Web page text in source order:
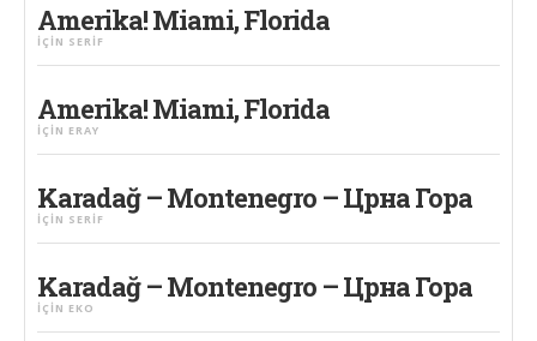
Amerika! Miami, Florida
IÇIN SERIF
Amerika! Miami, Florida
IÇIN ERAY
Karadağ – Montenegro – Црна Гора
IÇIN SERIF
Karadağ – Montenegro – Црна Гора
IÇIN EKO